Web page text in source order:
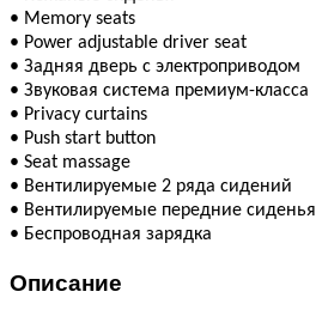
• Memory seats
• Power adjustable driver seat
• Задняя дверь с электроприводом
• Звуковая система премиум-класса
• Privacy curtains
• Push start button
• Seat massage
• Вентилируемые 2 ряда сидений
• Вентилируемые передние сиденья
• Беспроводная зарядка
Описание